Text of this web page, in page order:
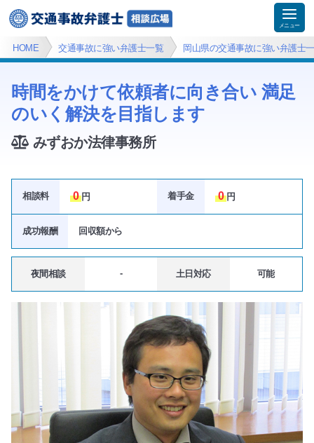
HOME 交通事故に強い弁護士一覧 岡山県の交通事故に強い弁護士
時間をかけて依頼者に向き合い 満足
のいく解決を目指します
みずおか法律事務所
相談料 0 円 着手金 0 円
成功報酬 回収額から
夜間相談 - 土日対応 可能